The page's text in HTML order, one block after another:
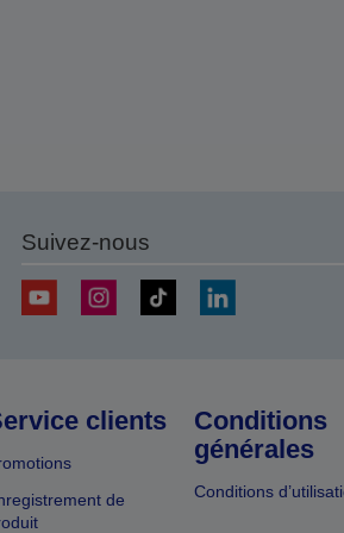
Suivez-nous
clients
de
Conditions
générales
Conditions